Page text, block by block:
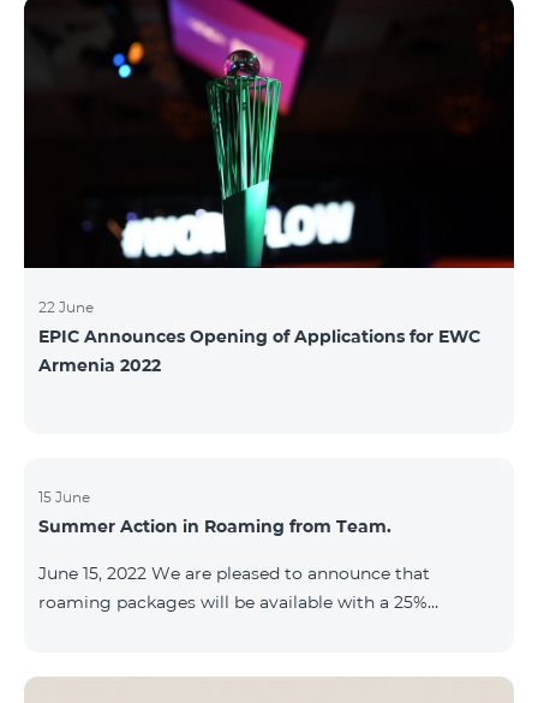
22 June
EPIC Announces Opening of Applications for EWC
Armenia 2022
15 June
Summer Action in Roaming from Team.
June 15, 2022 We are pleased to announce that
roaming packages will be available with a 25%